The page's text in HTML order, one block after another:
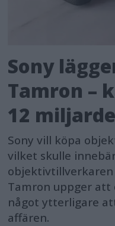
Sony
Tamron –
12
Sony vill köpa
vilket skulle
objektivtillverkaren
Tamron uppger
något ytterligare
affären.